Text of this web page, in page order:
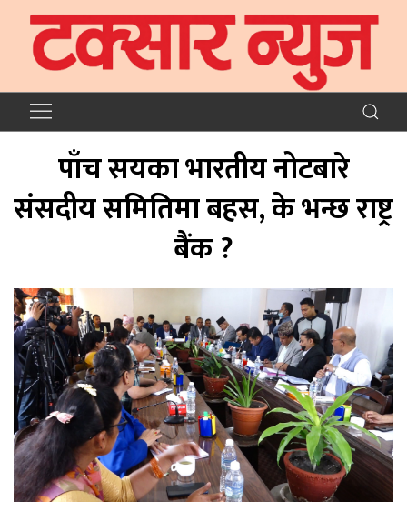
पाँच सयका भारतीय नोटबारे
संसदीय समितिमा बहस, के भन्छ राष्ट्र
बैंक ?